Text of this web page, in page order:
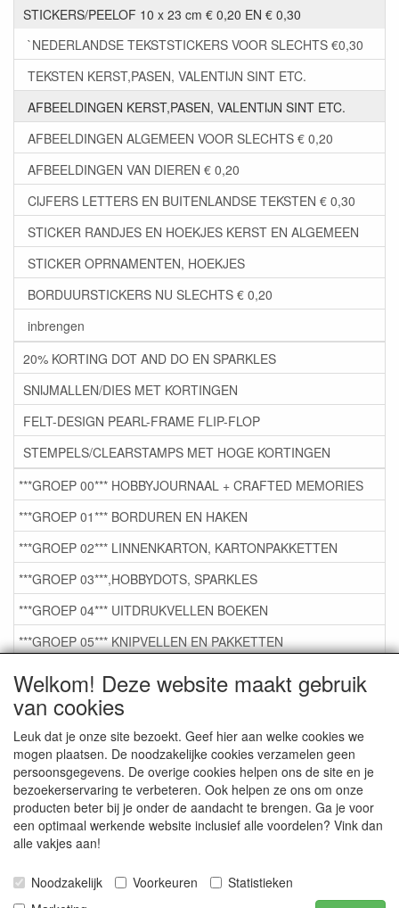
Welkom! Deze website maakt gebruik
van cookies
Leuk dat je onze site bezoekt. Geef hier aan welke cookies we
mogen plaatsen. De noodzakelijke cookies verzamelen geen
persoonsgegevens. De overige cookies helpen ons de site en je
bezoekerservaring te verbeteren. Ook helpen ze ons om onze
producten beter bij je onder de aandacht te brengen. Ga je voor
een optimaal werkende website inclusief alle voordelen? Vink dan
alle vakjes aan!
Noodzakelijk Voorkeuren
Statistieken
STICKERS/PEELOF 10 x 23 cm € 0,20 EN € 0,30
`NEDERLANDSE TEKSTSTICKERS VOOR SLECHTS €0,30
TEKSTEN KERST,PASEN, VALENTIJN SINT ETC.
AFBEELDINGEN KERST,PASEN, VALENTIJN SINT ETC.
AFBEELDINGEN ALGEMEEN VOOR SLECHTS € 0,20
AFBEELDINGEN VAN DIEREN € 0,20
CIJFERS LETTERS EN BUITENLANDSE TEKSTEN € 0,30
STICKER RANDJES EN HOEKJES KERST EN ALGEMEEN
STICKER OPRNAMENTEN, HOEKJES
BORDUURSTICKERS NU SLECHTS € 0,20
inbrengen
20% KORTING DOT AND DO EN SPARKLES
SNIJMALLEN/DIES MET KORTINGEN
FELT-DESIGN PEARL-FRAME FLIP-FLOP
STEMPELS/CLEARSTAMPS MET HOGE KORTINGEN
***GROEP 00*** HOBBYJOURNAAL + CRAFTED MEMORIES
***GROEP 01*** BORDUREN EN HAKEN
***GROEP 02*** LINNENKARTON, KARTONPAKKETTEN
***GROEP 03***,HOBBYDOTS, SPARKLES
***GROEP 04*** UITDRUKVELLEN BOEKEN
***GROEP 05*** KNIPVELLEN EN PAKKETTEN
***GROEP 06*** TAPE/LIJM SNIJMALLEN STEMPELS
***GROEP 07*** KAARTEN +SCRAP TOEBEHOREN
***GROEP 08*** TEKENEN EN KLEUREN, GELPEN,MARKER
***GROEP 09*** KRALEN EN TOEBEHOREN
***GROEP 10*** WENSKAARTEN MET ENV. €0,75
Service
Artikelgroepen